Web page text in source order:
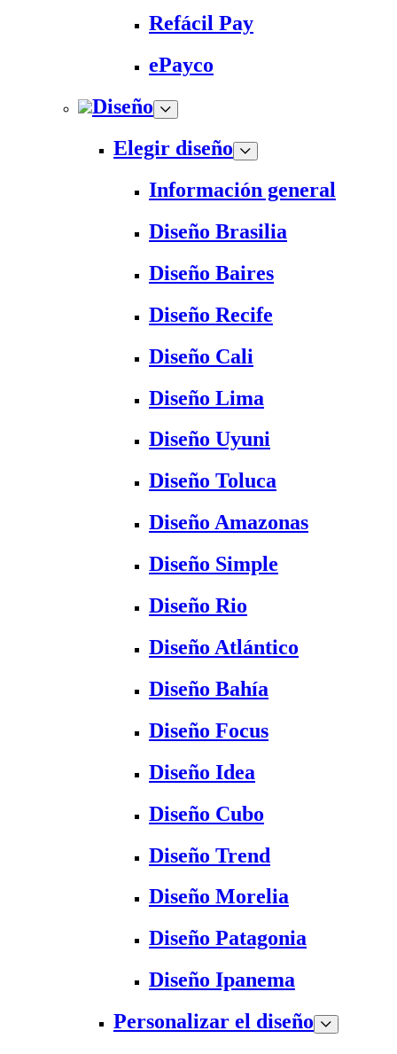
Refácil Pay
ePayco
Diseño
Elegir diseño
Información general
Diseño Brasilia
Diseño Baires
Diseño Recife
Diseño Cali
Diseño Lima
Diseño Uyuni
Diseño Toluca
Diseño Amazonas
Diseño Simple
Diseño Rio
Diseño Atlántico
Diseño Bahía
Diseño Focus
Diseño Idea
Diseño Cubo
Diseño Trend
Diseño Morelia
Diseño Patagonia
Diseño Ipanema
Personalizar el diseño